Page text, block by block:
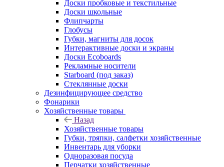
Доски пробковые и текстильные
Доски школьные
Флипчарты
Глобусы
Губки, магниты для досок
Интерактивные доски и экраны
Доски Ecoboards
Рекламные носители
Starboard (под заказ)
Стеклянные доски
Дезинфицирующее средство
Фонарики
Хозяйственные товары
Назад
Хозяйственные товары
Губки, тряпки, салфетки хозяйственные
Инвентарь для уборки
Одноразовая посуда
Перчатки хозяйственные